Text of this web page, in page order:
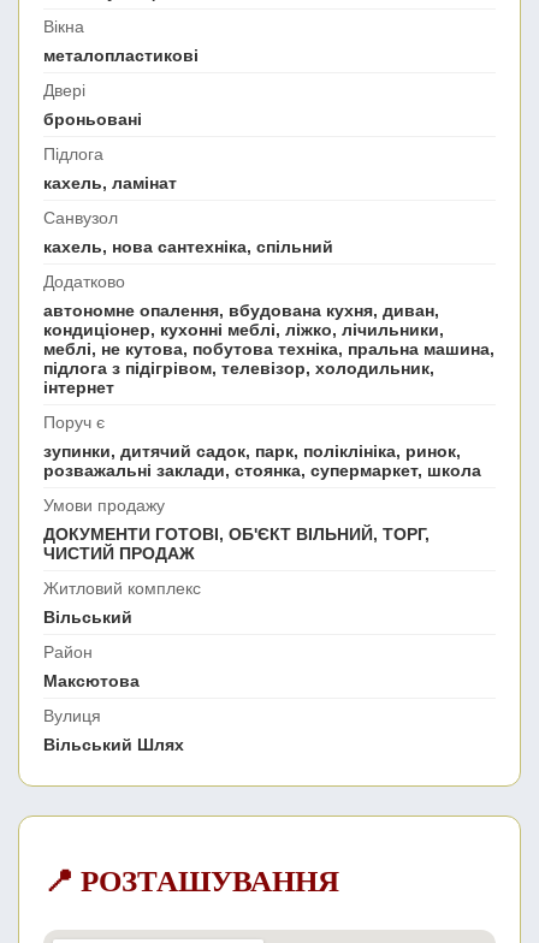
Вікна
металопластикові
Двері
броньовані
Підлога
кахель, ламінат
Санвузол
кахель, нова сантехніка, спільний
Додатково
автономне опалення, вбудована кухня, диван,
кондиціонер, кухонні меблі, ліжко, лічильники,
меблі, не кутова, побутова техніка, пральна машина,
підлога з підігрівом, телевізор, холодильник,
інтернет
Поруч є
зупинки, дитячий садок, парк, поліклініка, ринок,
розважальні заклади, стоянка, супермаркет, школа
Умови продажу
ДОКУМЕНТИ ГОТОВІ, ОБ'ЄКТ ВІЛЬНИЙ, ТОРГ,
ЧИСТИЙ ПРОДАЖ
Житловий комплекс
Вільський
Район
Максютова
Вулиця
Вільський Шлях
📍 РОЗТАШУВАННЯ